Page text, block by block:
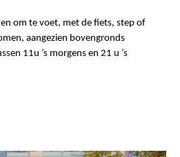
om te voet, met de fiets, step of
aangezien bovengronds
11u ’s morgens en 21 u ’s